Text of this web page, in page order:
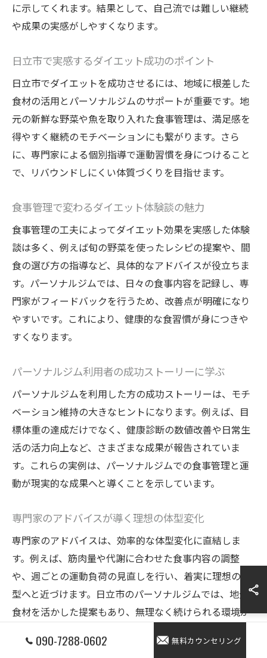
に示してくれます。結果として、自己流では難しい継続
や成果の実感がしやすくなります。
日立市で実感するダイエット成功のポイント
日立市でダイエットを成功させるには、地域に根差した
食材の活用とパーソナルジムのサポートが重要です。地
元の新鮮な野菜や魚を取り入れた食事管理は、満足感を
得やすく継続のモチベーションにも繋がります。さら
に、専門家による個別指導で運動習慣を身につけること
で、リバウンドしにくい体質づくりを目指せます。
食事管理で変わるダイエット体験談の魅力
食事管理の工夫によってダイエット効果を実感した体験
談は多く、例えば旬の野菜を使ったレシピの提案や、間
食の選び方の指導など、具体的なアドバイスが役立ちま
す。パーソナルジムでは、日々の食事内容を記録し、専
門家がフィードバックを行うため、改善点が明確になり
やすいです。これにより、健康的な食習慣が身につきや
すくなります。
パーソナルジム利用者の成功ストーリーに学ぶ
パーソナルジムを利用した方の成功ストーリーは、モチ
ベーション維持の大きなヒントになります。例えば、目
標体重の達成だけでなく、健康診断の数値改善や日常生
活の活力向上など、さまざまな成果が報告されていま
す。これらの実例は、パーソナルジムでの食事管理と運
動が現実的な成果へと導くことを示しています。
専門家のアドバイスが導く理想の体型変化
専門家のアドバイスは、効率的な体型変化に直結しま
す。例えば、筋肉量や代謝に合わせた食事内容の調整
や、週ごとの運動負荷の見直しを行い、着実に理想の体
型へと近づけます。日立市のパーソナルジムでは、地元
食材を活かした提案もあり、無理なく続けられる環境が
090-7288-0602 無料カウンセリング